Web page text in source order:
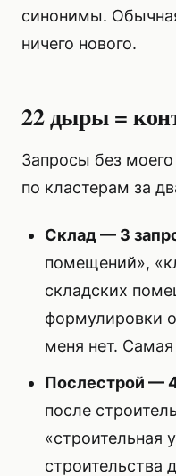
синонимы.
ничего нового.
22 дыры =
Запросы без
по кластерам за
Склад — 3
помещений»,
складских
формулировки
меня нет.
Послестрой —
после
«строительная
строительства